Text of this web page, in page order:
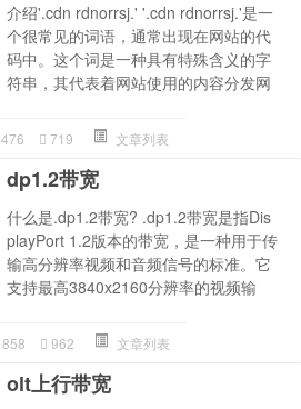
介绍'.cdn rdnorrsj.' '.cdn rdnorrsj.'是一
个很常见的词语，通常出现在网站的代
码中。这个词是一种具有特殊含义的字
符串，其代表着网站使用的内容分发网
476 719 文章列表
dp1.2带宽
什么是.dp1.2带宽? .dp1.2带宽是指Dis
playPort 1.2版本的带宽，是一种用于传
输高分辨率视频和音频信号的标准。它
支持最高3840x2160分辨率的视频输
858 962 文章列表
olt上行带宽